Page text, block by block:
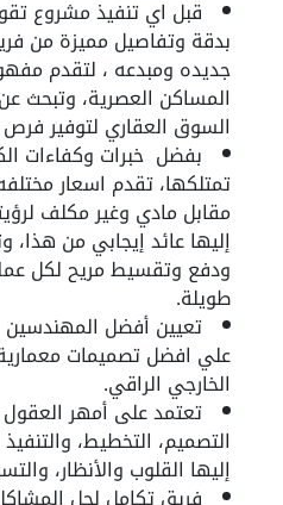
قبل اي تنفيذ مشروع
بدقة وتفاصيل مميزة من
جديده ومبدعه ، لتقدم
المساكن العصرية، وتبحث
السوق العقاري لتوفير
بفضل خبرات وكفاءات
تمتلكها، تقدم اسعار
مقابل مادي وغير مكلف
إليها عائد إيجابي من
ودفع وتقسيط مريح لكل
طويلة.
تعيين أفضل المهندسين
علي افضل تصميمات
الخارجي الراقي.
تعتمد على أمهر
التصميم، التخطيط،
إليها القلوب والأنظار،